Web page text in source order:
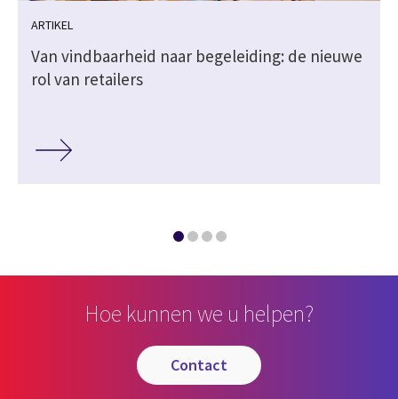
ARTIKEL
Van vindbaarheid naar begeleiding: de nieuwe
rol van retailers
Hoe kunnen we u helpen?
contact